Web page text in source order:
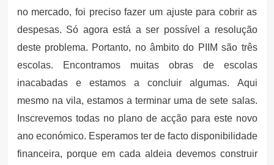
no mercado, foi preciso fazer um ajuste para cobrir as
despesas. Só agora está a ser possível a resolução
deste problema. Portanto, no âmbito do PIIM são três
escolas. Encontramos muitas obras de escolas
inacabadas e estamos a concluir algumas. Aqui
mesmo na vila, estamos a terminar uma de sete salas.
Inscrevemos todas no plano de acção para este novo
ano económico. Esperamos ter de facto disponibilidade
financeira, porque em cada aldeia devemos construir